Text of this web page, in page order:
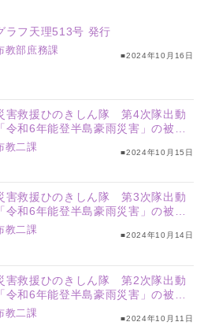
ラフ天理513号 発行
教部庶務課
■2024年10月16日
害救援ひのきしん隊 第4次隊出動
「令和6年能登半島豪雨災害」の被災
へ
教二課 ■2024年10月15日
害救援ひのきしん隊 第3次隊出動
「令和6年能登半島豪雨災害」の被災
へ
教二課 ■2024年10月14日
害救援ひのきしん隊 第2次隊出動
「令和6年能登半島豪雨災害」の被災
へ
教二課 ■2024年10月11日